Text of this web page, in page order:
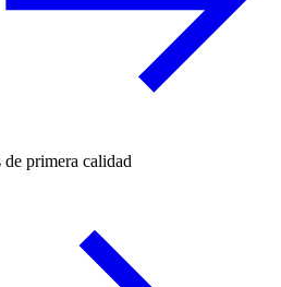
de primera calidad